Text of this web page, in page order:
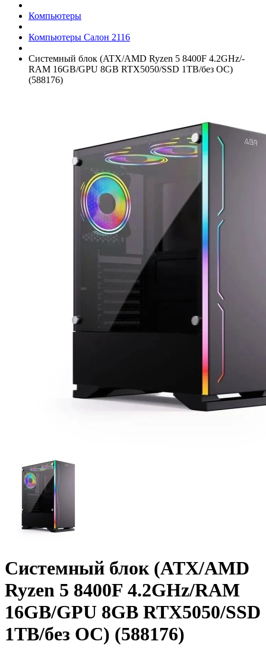
Компьютеры
Компьютеры Салон 2116
Системный блок (ATX/­AMD Ryzen 5 8400F 4.2GHz/­
RAM 16GB/­GPU 8GB RTX5050/­SSD 1TB/­без ОС)
(588176)
Системный блок (ATX/­AMD
Ryzen 5 8400F 4.2GHz/­RAM
16GB/­GPU 8GB RTX5050/­SSD
1TB/­без ОС) (588176)